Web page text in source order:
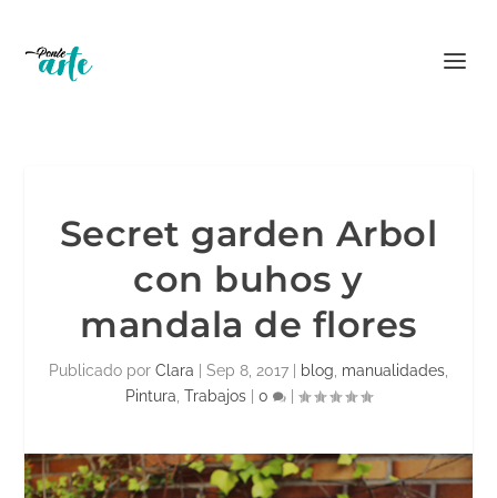
Secret garden Arbol
con buhos y
mandala de flores
Publicado por Clara Sep 8, 2017 blog manualidades
Pintura Trabajos 0